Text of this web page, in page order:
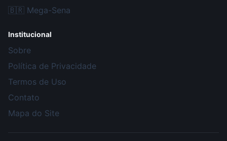
🇧🇷 Mega-Sena
Institucional
Sobre
Política de Privacidade
Termos de Uso
Contato
Mapa do Site